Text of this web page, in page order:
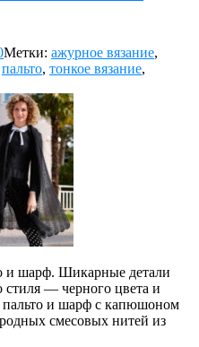
Метки: ажурное вязание,
пальто, тонкое вязание,
и шарф. Шикарные детали
стиля — черного цвета и
и шарф с капюшоном
смесовых нитей из